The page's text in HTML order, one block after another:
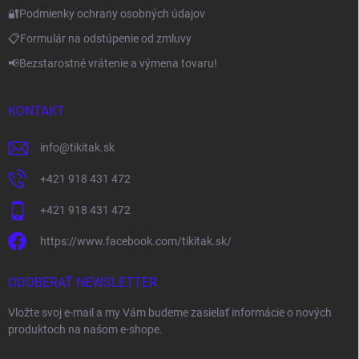
🔐Podmienky ochrany osobných údajov
📋Formulár na odstúpenie od zmluvy
📢Bezstarostné vrátenie a výmena tovaru!
KONTAKT
info@tikitak.sk
+421 918 431 472
+421 918 431 472
https://www.facebook.com/tikitak.sk/
ODOBERAŤ NEWSLETTER
Vložte svoj e-mail a my Vám budeme zasielať informácie o nových
produktoch na našom e-shope.